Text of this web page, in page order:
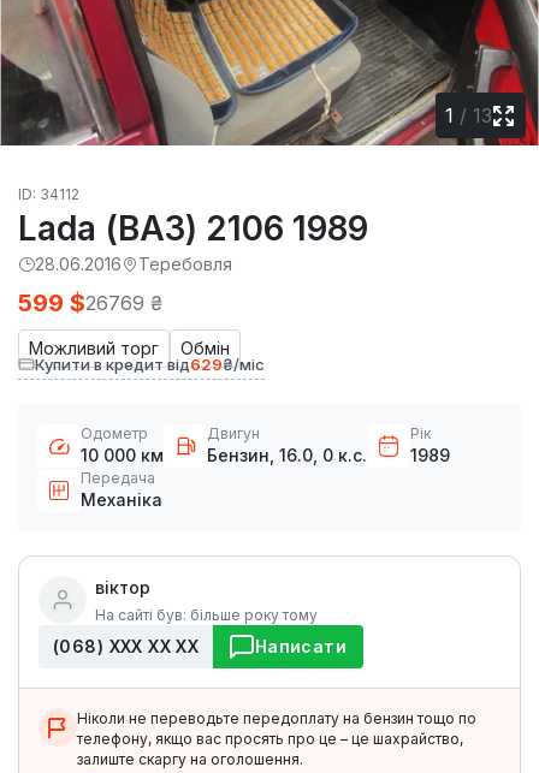
1 / 13
ID: 34112
Lada (ВАЗ) 2106 1989
28.06.2016 Теребовля
Можливий торг Обмін
599 $26769 ₴
Купити в кредит від629₴/міс
Одометр
10 000 км
Двигун
Бензин, 16.0, 0 к.с.
Рік
1989
Передача
Механіка
віктор
На сайті був: більше року тому
(068) ХХХ ХХ ХХ Написати
Ніколи не переводьте передоплату на бензин тощо по
телефону, якщо вас просять про це – це шахрайство,
залиште скаргу на оголошення.